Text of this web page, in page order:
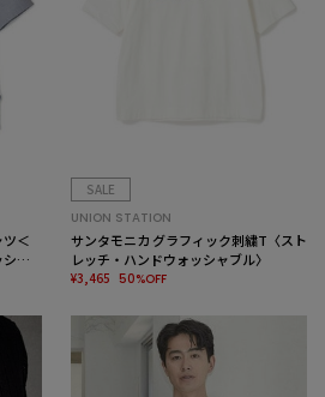
＜
ャ
SALE
UNION STATION
サンタモニカ グラフィック刺繍T〈スト
レッチ・ハンドウォッシャブル〉
¥3,465 50%OFF